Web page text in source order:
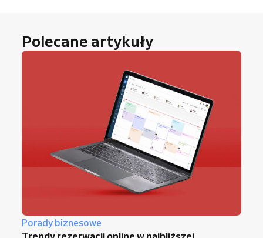
budować długotrwałą lojalność.
Polecane artykuły
Porady biznesowe